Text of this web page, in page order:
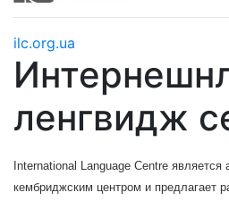
ilc.org.ua
ленгвидж
International Language Centre является
кембриджским центром и предлагает